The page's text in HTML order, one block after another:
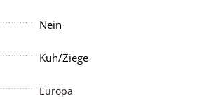
Nein
Kuh/Ziege
Europa